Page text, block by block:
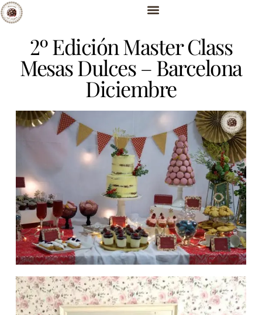
2º Edición Master Class
Mesas Dulces – Barcelona
Diciembre